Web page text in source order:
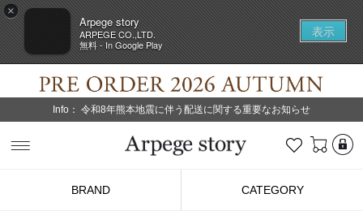
×
Arpege story
ARPEGE CO.,LTD.
無料 - In Google Play
表示
Info： 令和8年熊本地震に伴う配送に関する重要なお知らせ
お気に入り
BRAND CATEGORY